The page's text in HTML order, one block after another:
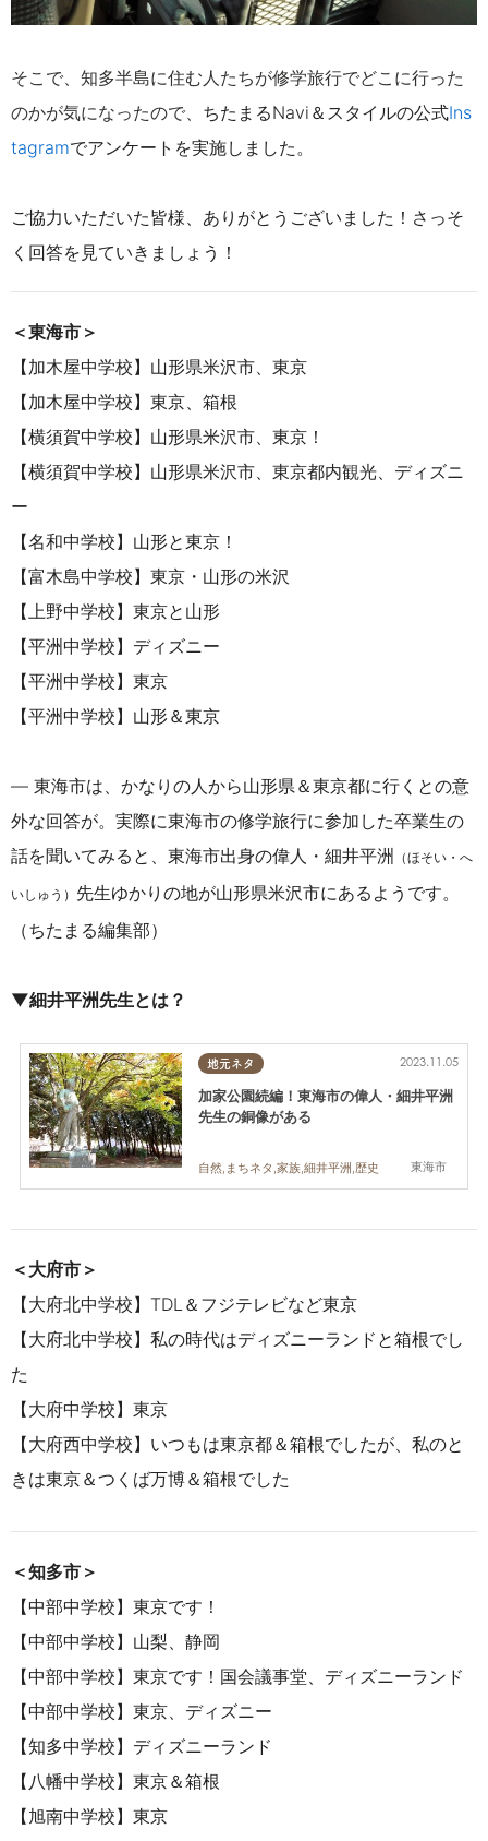
そこで、知多半島に住む人たちが修学旅行でどこに行った
のかが気になったので、 ちたまるNavi＆スタイルの公式Ins
tagramでアンケートを実施しました。
ご協力いただいた皆様、ありがとうございました！さっそ
く回答を見ていきましょう！
＜東海市＞
【加木屋中学校】山形県米沢市、東京
【加木屋中学校】東京、箱根
【横須賀中学校】山形県米沢市、東京！
【横須賀中学校】山形県米沢市、東京都内観光、ディズニ
ー
【名和中学校】山形と東京！
【富木島中学校】 東京・山形の米沢
【上野中学校】 東京と 山形
【平洲中学校】 ディズニー
【平洲中学校】 東京
【平洲中学校】 山形＆東京
― 東海市は、かなりの人から山形県＆東京都に行くとの意
外な回答が。実際に東海市の修学旅行に参加した卒業生の
話を聞いてみると、東海市出身の偉人・細井平洲
（ほそい・へ
いしゅう） 先生ゆかりの地が山形県米沢市にあるようです。
（ちたまる編集部）
▼細井平洲先生とは？
地元ネタ
東海市
2023.11.05
加家公園続編！東海市の偉人・細井平洲
先生の銅像がある
自然,まちネタ,家族,細井平洲,歴史
＜大府市＞
【大府北中学校】 TDL＆ フジテレビなど東京
【大府北中学校】私の時代はディズニーランドと箱根でし
た
【大府中学校】 東京
【大府西中学校】 いつもは東京都＆箱根でしたが、私のと
きは東京＆つくば万博＆箱根でした
＜知多市＞
【中部中学校】 東京です！
【中部中学校】 山梨、 静岡
【中部中学校】東京です！ 国会議事堂、 ディズニーランド
【中部中学校】 東京、 ディズニー
【知多中学校】ディズニーランド
【八幡中学校】 東京＆箱根
【旭南中学校】東京